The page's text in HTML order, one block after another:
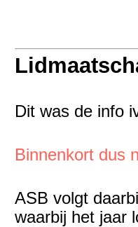
Dit was de info
Binnenkort dus
ASB volgt
waarbij het jaar